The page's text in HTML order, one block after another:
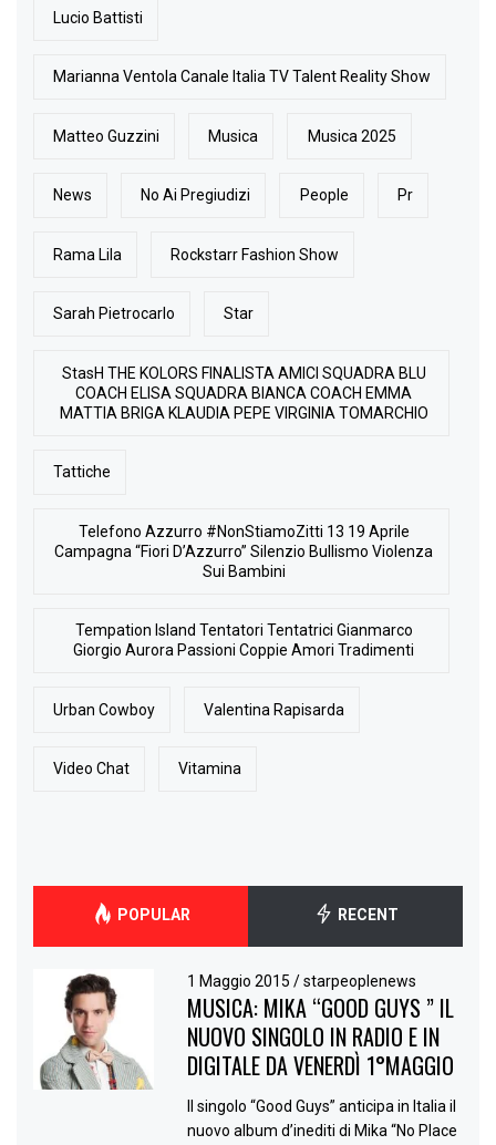
Lucio Battisti
Marianna Ventola Canale Italia TV Talent Reality Show
Matteo Guzzini Musica Musica 2025
News No Ai Pregiudizi People Pr
Rama Lila Rockstarr Fashion Show
Sarah Pietrocarlo Star
StasH THE KOLORS FINALISTA AMICI SQUADRA BLU
COACH ELISA SQUADRA BIANCA COACH EMMA
MATTIA BRIGA KLAUDIA PEPE VIRGINIA TOMARCHIO
Tattiche
Telefono Azzurro #NonStiamoZitti 13 19 Aprile
Campagna “Fiori D’Azzurro” Silenzio Bullismo Violenza
Sui Bambini
Tempation Island Tentatori Tentatrici Gianmarco
Giorgio Aurora Passioni Coppie Amori Tradimenti
Urban Cowboy Valentina Rapisarda
Video Chat Vitamina
POPULAR RECENT
1 Maggio 2015/ starpeoplenews
MUSICA: MIKA “GOOD GUYS ” IL
NUOVO SINGOLO IN RADIO E IN
DIGITALE DA VENERDÌ 1°MAGGIO
Il singolo “Good Guys” anticipa in Italia il
nuovo album d’inediti di Mika “No Place